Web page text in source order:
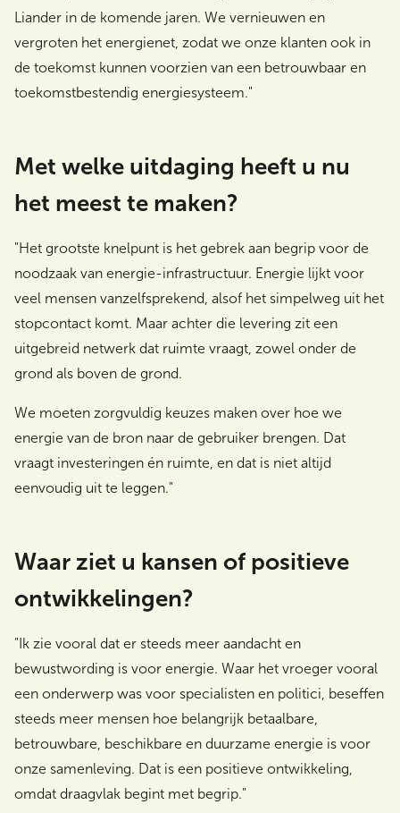
Liander in de komende jaren. We vernieuwen en
vergroten het energienet, zodat we onze klanten ook in
de toekomst kunnen voorzien van een betrouwbaar en
toekomstbestendig energiesysteem."
Met welke uitdaging heeft u nu
het meest te maken?
"Het grootste knelpunt is het gebrek aan begrip voor de
noodzaak van energie-infrastructuur. Energie lijkt voor
veel mensen vanzelfsprekend, alsof het simpelweg uit het
stopcontact komt. Maar achter die levering zit een
uitgebreid netwerk dat ruimte vraagt, zowel onder de
grond als boven de grond.
We moeten zorgvuldig keuzes maken over hoe we
energie van de bron naar de gebruiker brengen. Dat
vraagt investeringen én ruimte, en dat is niet altijd
eenvoudig uit te leggen."
Waar ziet u kansen of positieve
ontwikkelingen?
"Ik zie vooral dat er steeds meer aandacht en
bewustwording is voor energie. Waar het vroeger vooral
een onderwerp was voor specialisten en politici, beseffen
steeds meer mensen hoe belangrijk betaalbare,
betrouwbare, beschikbare en duurzame energie is voor
onze samenleving. Dat is een positieve ontwikkeling,
omdat draagvlak begint met begrip."